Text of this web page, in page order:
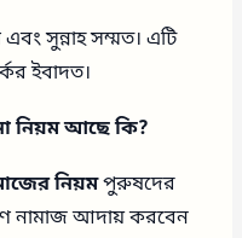
সুন্নাহ সম্মত। এটি
ইবাদত।
নিয়ম আছে কি?
নিয়মপুরুষদের
নামাজ আদায় করবেন